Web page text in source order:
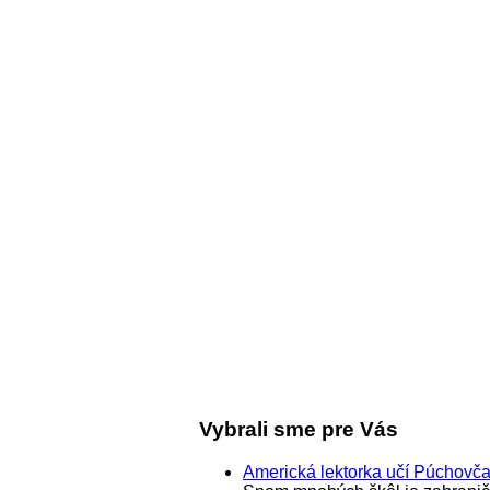
Vybrali sme pre Vás
Americká lektorka učí